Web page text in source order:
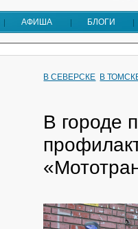
АФИША БЛОГИ
В СЕВЕРСКЕ В
В городе